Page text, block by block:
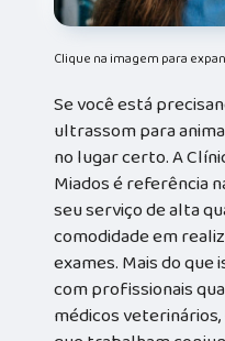
Clique na imagem para
Se você está
ultrassom para
no lugar certo. A
Miados é referência
seu serviço de alta
comodidade em
exames. Mais do que
com profissionais
médicos